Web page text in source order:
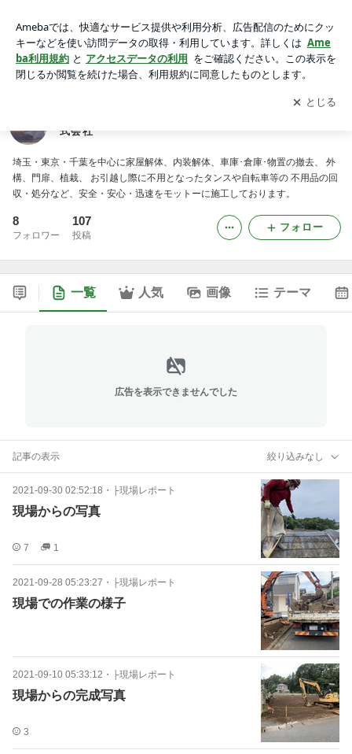
アプリをダウンロードして ブログの更新通知
を受け取りまし
ょう。
開く
式会社
埼玉・東京・千葉を中心に家屋解体、内装解体、車庫･倉庫･物置の撤去、 外
構、門扉、植栽、 お引越し際に不用となったタンスや自転車等の 不用品の回
収・処分など、安全・安心・迅速をモットーに施工しております。
8
フォロワー
107
投稿
フォロー
一覧 人気 画像 テーマ
広告を表示できませんでした
記事の表示 絞り込みなし
2021-09-30 02:52:18 ・ ├現場レポート
現場からの写真
7 1
2021-09-28 05:23:27 ・ ├現場レポート
現場での作業の様子
2021-09-10 05:33:12 ・ ├現場レポート
現場からの完成写真
3